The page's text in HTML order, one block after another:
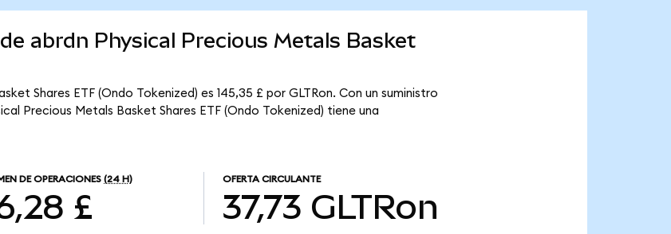
abrdn Physical Precious Metals Basket
Shares ETF (Ondo Tokenized) es 145,35 £ por GLTRon. Con un suministro
Precious Metals Basket Shares ETF (Ondo Tokenized) tiene una
DE OPERACIONES (24 H)
£
OFERTA CIRCULANTE
37,73 GLTRon